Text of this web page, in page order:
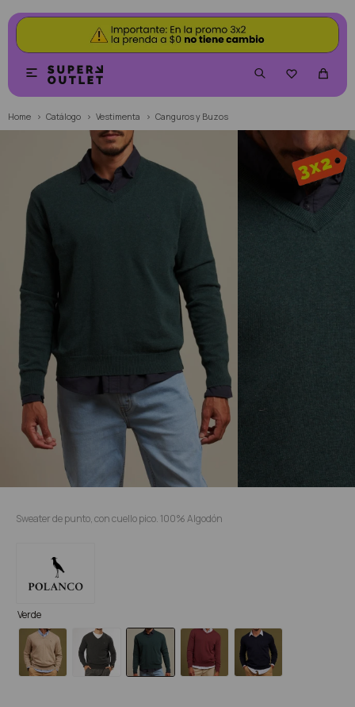


Home Catálogo Vestimenta Canguros y Buzos
Sweater de punto, con cuello pico. 100% Algodón
Verde